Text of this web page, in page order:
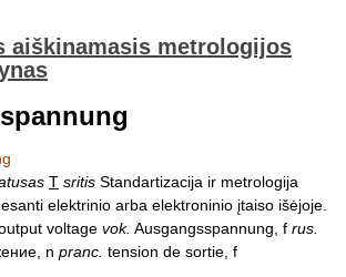
aiškinamasis metrologijos
T sritis Standartizacija ir metrologija
elektrinio arba elektroninio įtaiso išėjoje.
voltage vok. Ausgangsspannung, f rus.
n pranc. tension de sortie, f